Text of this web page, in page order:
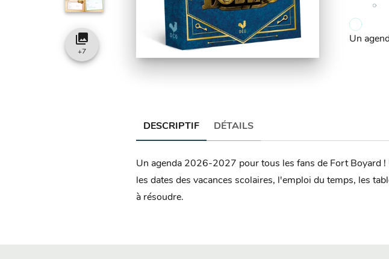
Un
collections
+7
DESCRIPTIF DÉTAILS
Un agenda 2026-2027 pour tous les fans de Fort Boyard
les dates des vacances scolaires, l'emploi du temps, les
à résoudre.